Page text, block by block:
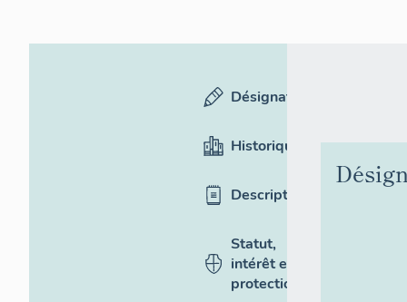
Désignation
Historique
Description
Statut,
intérêt et
protection